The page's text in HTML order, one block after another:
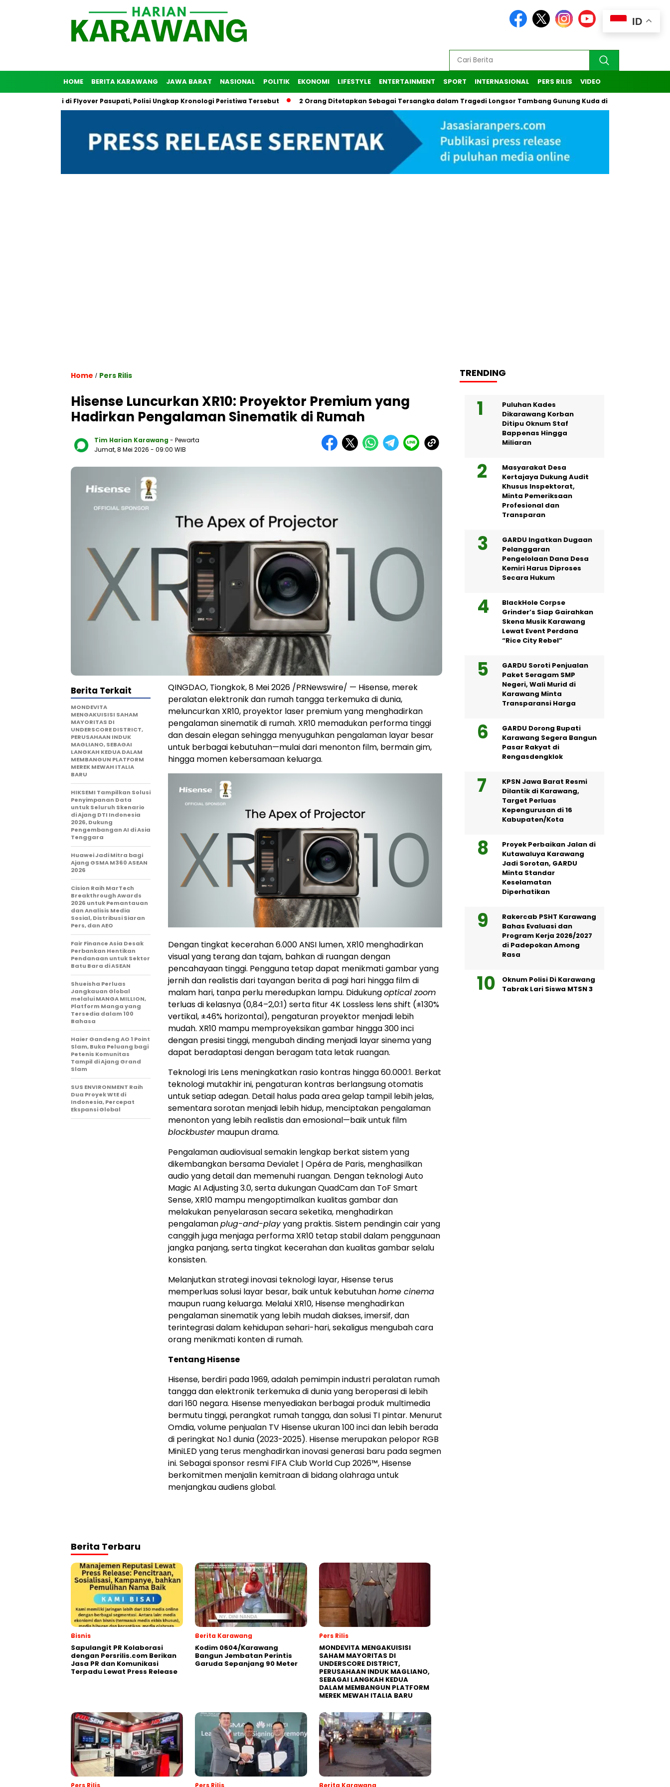
HOME BERITA KARAWANG JAWA BARAT NASIONAL POLITIK EKONOMI LIFESTYLE ENTERTAINMENT SPORT INTERNASIONAL PERS RILIS VIDEO
Diri di Flyover Pasupati, Polisi Ungkap Kronologi Peristiwa Tersebut 2 Orang Ditetapkan Sebagai Tersangka dalam Tragedi Longsor Tambang Gunung Kuda di Cirebon
Home / Pers Rilis
Hisense Luncurkan XR10: Proyektor Premium yang
Hadirkan Pengalaman Sinematik di Rumah
Tim Harian Karawang - Pewarta
Jumat, 8 Mei 2026 - 09:00 WIB
QINGDAO, Tiongkok, 8 Mei 2026 /PRNewswire/ — Hisense, merek
peralatan elektronik dan rumah tangga terkemuka di dunia,
meluncurkan XR10, proyektor laser premium yang menghadirkan
pengalaman sinematik di rumah. XR10 memadukan performa tinggi
dan desain elegan sehingga menyuguhkan pengalaman layar besar
untuk berbagai kebutuhan—mulai dari menonton film, bermain gim,
hingga momen kebersamaan keluarga.
Dengan tingkat kecerahan 6.000 ANSI lumen, XR10 menghadirkan
visual yang terang dan tajam, bahkan di ruangan dengan
pencahayaan tinggi. Pengguna tetap dapat menikmati gambar yang
jernih dan realistis dari tayangan berita di pagi hari hingga film di
malam hari, tanpa perlu meredupkan lampu. Didukungoptical zoom
terluas di kelasnya (0,84–2,0:1) serta fitur 4K Lossless lens shift (±130%
vertikal, ±46% horizontal), pengaturan proyektor menjadi lebih
mudah. XR10 mampu memproyeksikan gambar hingga 300 inci
dengan presisi tinggi, mengubah dinding menjadi layar sinema yang
dapat beradaptasi dengan beragam tata letak ruangan.
Teknologi Iris Lens meningkatkan rasio kontras hingga 60.000:1. Berkat
teknologi mutakhir ini, pengaturan kontras berlangsung otomatis
untuk setiap adegan. Detail halus pada area gelap tampil lebih jelas,
sementara sorotan menjadi lebih hidup, menciptakan pengalaman
menonton yang lebih realistis dan emosional—baik untuk film
blockbustermaupun drama.
Pengalaman audiovisual semakin lengkap berkat sistem yang
dikembangkan bersama Devialet | Opéra de Paris, menghasilkan
audio yang detail dan memenuhi ruangan. Dengan teknologi Auto
Magic AI Adjusting 3.0, serta dukungan QuadCam dan ToF Smart
Sense, XR10 mampu mengoptimalkan kualitas gambar dan
melakukan penyelarasan secara seketika, menghadirkan
pengalamanplug-and-playyang praktis. Sistem pendingin cair yang
canggih juga menjaga performa XR10 tetap stabil dalam penggunaan
jangka panjang, serta tingkat kecerahan dan kualitas gambar selalu
konsisten.
Melanjutkan strategi inovasi teknologi layar, Hisense terus
memperluas solusi layar besar, baik untuk kebutuhanhome cinema
maupun ruang keluarga. Melalui XR10, Hisense menghadirkan
pengalaman sinematik yang lebih mudah diakses, imersif, dan
terintegrasi dalam kehidupan sehari-hari, sekaligus mengubah cara
orang menikmati konten di rumah.
Tentang Hisense
Hisense, berdiri pada 1969, adalah pemimpin industri peralatan rumah
tangga dan elektronik terkemuka di dunia yang beroperasi di lebih
dari 160 negara. Hisense menyediakan berbagai produk multimedia
bermutu tinggi, perangkat rumah tangga, dan solusi TI pintar. Menurut
Omdia, volume penjualan TV Hisense ukuran 100 inci dan lebih berada
di peringkat No.1 dunia (2023-2025). Hisense merupakan pelopor RGB
MiniLED yang terus menghadirkan inovasi generasi baru pada segmen
ini. Sebagai sponsor resmi FIFA Club World Cup 2026™, Hisense
berkomitmen menjalin kemitraan di bidang olahraga untuk
menjangkau audiens global.
Berita Terkait
MONDEVITA
MENGAKUISISI SAHAM
MAYORITAS DI
UNDERSCORE DISTRICT,
PERUSAHAAN INDUK
MAGLIANO, SEBAGAI
LANGKAH KEDUA DALAM
MEMBANGUN PLATFORM
MEREK MEWAH ITALIA
BARU
HIKSEMI Tampilkan Solusi
Penyimpanan Data
untuk Seluruh Skenario
di Ajang DTI Indonesia
2026, Dukung
Pengembangan AI di Asia
Tenggara
Huawei Jadi Mitra bagi
Ajang GSMA M360 ASEAN
2026
Cision Raih MarTech
Breakthrough Awards
2026 untuk Pemantauan
dan Analisis Media
Sosial, Distribusi Siaran
Pers, dan AEO
Fair Finance Asia Desak
Perbankan Hentikan
Pendanaan untuk Sektor
Batu Bara di ASEAN
Shueisha Perluas
Jangkauan Global
melalui MANGA MILLION,
Platform Manga yang
Tersedia dalam 100
Bahasa
Haier Gandeng AO 1 Point
Slam, Buka Peluang bagi
Petenis Komunitas
Tampil di Ajang Grand
Slam
SUS ENVIRONMENT Raih
Dua Proyek WtE di
Indonesia, Percepat
Ekspansi Global
Berita Terbaru
Bisnis
Sapulangit PR Kolaborasi
dengan Persrilis.com Berikan
Jasa PR dan Komunikasi
Terpadu Lewat Press Release
Berita Karawang
Kodim 0604/Karawang
Bangun Jembatan Perintis
Garuda Sepanjang 90 Meter
Pers Rilis
MONDEVITA MENGAKUISISI
SAHAM MAYORITAS DI
UNDERSCORE DISTRICT,
PERUSAHAAN INDUK MAGLIANO,
SEBAGAI LANGKAH KEDUA
DALAM MEMBANGUN PLATFORM
MEREK MEWAH ITALIA BARU
TRENDING
Puluhan Kades
Dikarawang Korban
Ditipu Oknum Staf
Bappenas Hingga
Miliaran
Masyarakat Desa
Kertajaya Dukung Audit
Khusus Inspektorat,
Minta Pemeriksaan
Profesional dan
Transparan
GARDU Ingatkan Dugaan
Pelanggaran
Pengelolaan Dana Desa
Kemiri Harus Diproses
Secara Hukum
BlackHole Corpse
Grinder’s Siap Gairahkan
Skena Musik Karawang
Lewat Event Perdana
“Rice City Rebel”
GARDU Soroti Penjualan
Paket Seragam SMP
Negeri, Wali Murid di
Karawang Minta
Transparansi Harga
GARDU Dorong Bupati
Karawang Segera Bangun
Pasar Rakyat di
Rengasdengklok
KPSN Jawa Barat Resmi
Dilantik di Karawang,
Target Perluas
Kepengurusan di 16
Kabupaten/Kota
Proyek Perbaikan Jalan di
Kutawaluya Karawang
Jadi Sorotan, GARDU
Minta Standar
Keselamatan
Diperhatikan
Rakercab PSHT Karawang
Bahas Evaluasi dan
Program Kerja 2026/2027
di Padepokan Among
Rasa
Oknum Polisi Di Karawang
Tabrak Lari Siswa MTSN 3
ID